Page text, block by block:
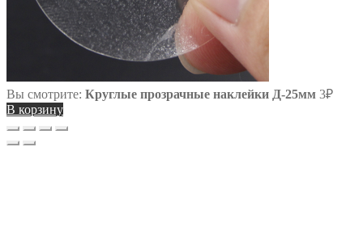
Вы смотрите: Круглые прозрачные наклейки Д-25мм 3₽
В корзину